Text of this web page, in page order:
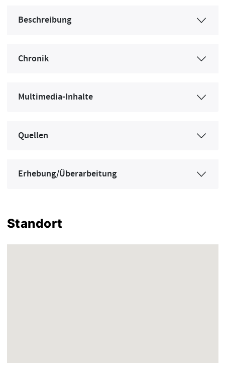
Beschreibung
Chronik
Multimedia-Inhalte
Quellen
Erhebung/Überarbeitung
Standort